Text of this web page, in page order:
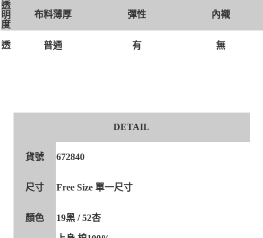
透
明
度
布料薄厚 彈性 內襯
透 普通 有 無
DETAIL
貨號 672840
尺寸 Free Size 單一尺寸
顏色 19黑 / 52杏